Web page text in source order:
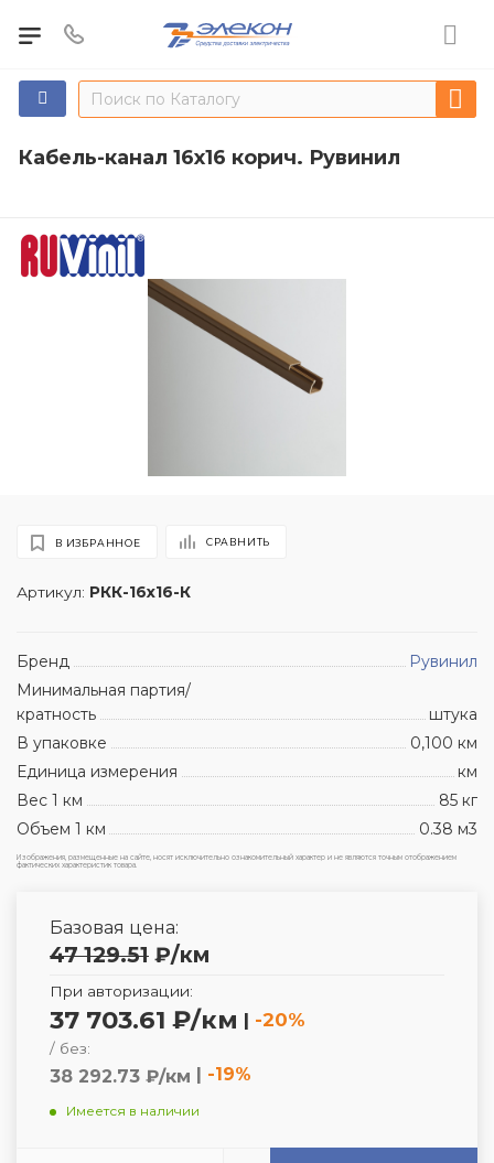
Кабель-канал 16х16 корич. Рувинил
Артикул: РКК-16х16-К
В ИЗБРАННОЕ СРАВНИТЬ
Бренд
Рувинил
Минимальная партия/
кратность
штука
В упаковке
0,100 км
Единица измерения
км
Вес 1 км
85 кг
Объем 1 км
0.38 м3
Изображения, размещенные на сайте, носят исключительно ознакомительный характер и не являются точным отображением
фактических характеристик товара.
Базовая цена:
47 129.51 ₽/км
При авторизации:
37 703.61 ₽/км | -20%
/ без:
38 292.73 ₽/км | -19%
Имеется в наличии